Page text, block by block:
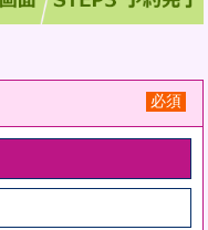
必須